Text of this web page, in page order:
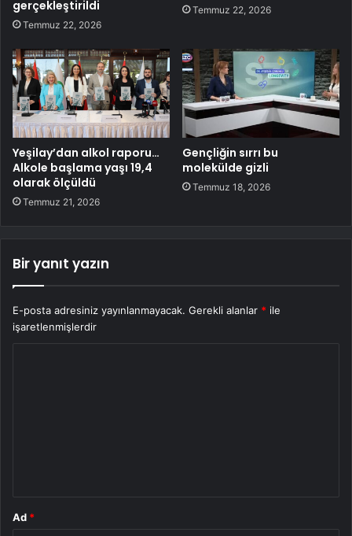
gerçekleştirildi
Temmuz 22, 2026
Temmuz 22, 2026
Yeşilay’dan alkol raporu…
Alkole başlama yaşı 19,4
olarak ölçüldü
Temmuz 21, 2026
Gençliğin sırrı bu
molekülde gizli
Temmuz 18, 2026
Bir yanıt yazın
E-posta adresiniz yayınlanmayacak. Gerekli alanlar * ile
işaretlenmişlerdir
Ad *